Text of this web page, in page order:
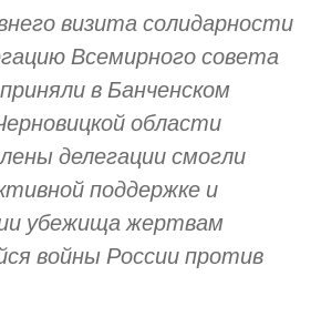
визита солидарности
Всемирного совета
вБанченском
области
делегации смогли
поддержке и
убежища жертвам
войны России против